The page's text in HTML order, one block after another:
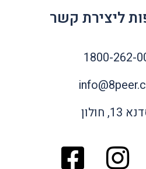
ליצירת קשר
1800-262-
חולון